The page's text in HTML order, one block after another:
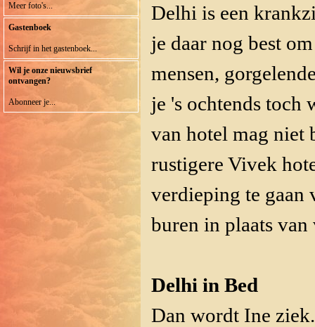
Meer foto's...
Gastenboek
Schrijf in het gastenboek...
Wil je onze nieuwsbrief
ontvangen?
Abonneer je...
Delhi is een
je daar nog best
mensen,
je 's ochtends toch
van hotel mag niet
rustigere Vivek
verdieping te gaan
buren in plaats
Delhi in Bed
Dan wordt Ine